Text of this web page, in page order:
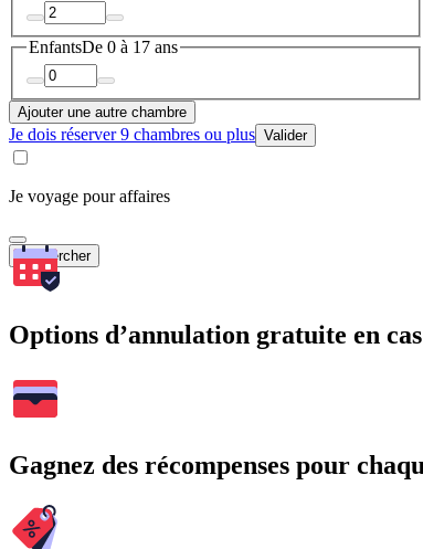
EnfantsDe 0 à 17 ans
Ajouter une autre chambre
Je dois réserver 9 chambres ou plus Valider
Je voyage pour affaires
Rechercher
Options d’annulation gratuite en
Gagnez des récompenses pour